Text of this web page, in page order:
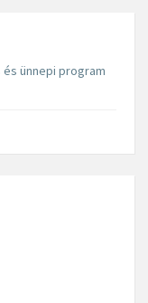
ünnepi program